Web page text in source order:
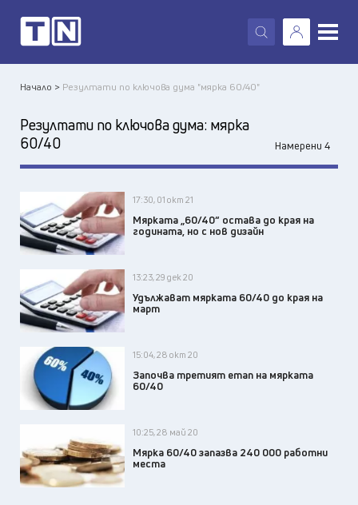
X
Начало > Резултати по ключова дума "мярка 60/40"
Резултати по ключова дума: мярка
60/40
Намерени 4
17:30, 01 окт 21
Мярката „60/40“ остава до края на
годината, но с нов дизайн
13:23, 29 дек 20
Удължават мярката 60/40 до края на
март
15:04, 28 окт 20
Започва третият етап на мярката
60/40
10:25, 28 май 20
Мярка 60/40 запазва 240 000 работни
места